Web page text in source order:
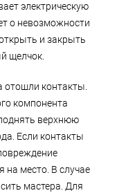
электрическую
о невозможности
и закрыть
щелчок.
отошли контакты.
компонента
верхнюю
Если контакты
на место. В случае
мастера. Для